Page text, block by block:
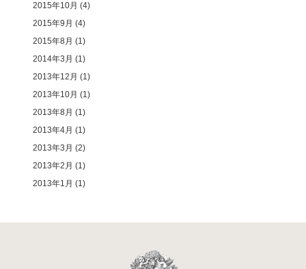
2015年10月 (4)
2015年9月 (4)
2015年8月 (1)
2014年3月 (1)
2013年12月 (1)
2013年10月 (1)
2013年8月 (1)
2013年4月 (1)
2013年3月 (2)
2013年2月 (1)
2013年1月 (1)